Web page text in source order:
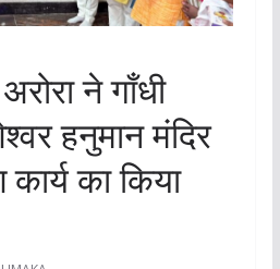
ने गाँधी
हनुमान मंदिर
कार्य का किया